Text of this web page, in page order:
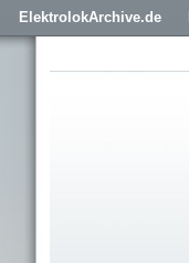
ElektrolokArchive.de